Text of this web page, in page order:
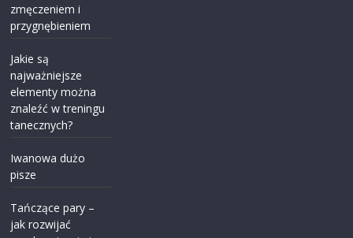
zmęczeniem i
przygnębieniem
Jakie są
najważniejsze
elementy można
znaleźć w treningu
tanecznych?
Iwanowa dużo
pisze
Tańczące pary –
jak rozwijać